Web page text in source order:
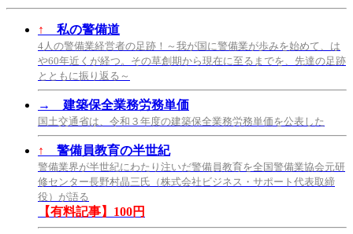
↑ 私の警備道
4人の警備業経営者の足跡！～我が国に警備業が歩みを始めて、は
や60年近くが経つ。その草創期から現在に至るまでを、先達の足跡
とともに振り返る～
→ 建築保全業務労務単価
国土交通省は、令和３年度の建築保全業務労務単価を公表した
↑ 警備員教育の半世紀
警備業界が半世紀にわたり注いだ警備員教育を全国警備業協会元研
修センター長野村晶三氏（株式会社ビジネス・サポート代表取締
役）が語る
【有料記事】100円